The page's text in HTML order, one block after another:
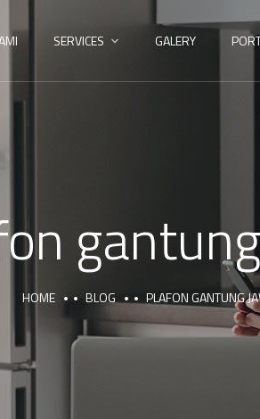
SERVICES GALERY
HOME BLOG PLAFON GANTUNG